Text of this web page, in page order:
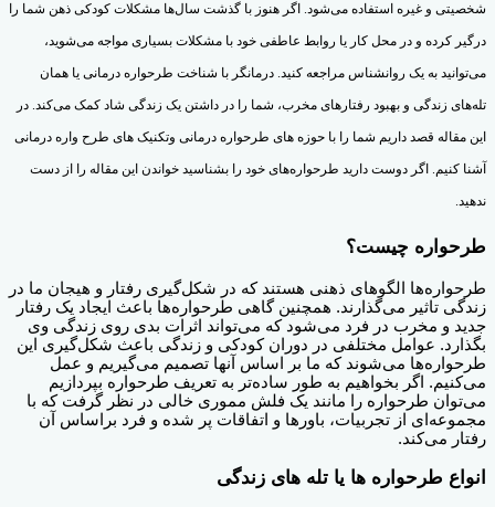
شخصیتی و غیره استفاده می‌شود. اگر هنوز با گذشت سال‌ها مشکلات کودکی ذهن شما را
درگیر کرده و در محل کار یا روابط عاطفی خود با مشکلات بسیاری مواجه می‌شوید،
می‌توانید به یک روانشناس مراجعه کنید. درمانگر با شناخت طرحواره درمانی یا همان
تله‌های زندگی و بهبود رفتارهای مخرب، شما را در داشتن یک زندگی شاد کمک می‌کند. در
این مقاله قصد داریم شما را با حوزه های طرحواره درمانی وتکنیک های طرح واره درمانی
آشنا کنیم. اگر دوست دارید طرحواره‌های خود را بشناسید خواندن این مقاله را از دست
ندهید.
طرحواره چیست؟
طرحواره‌ها الگوهای ذهنی هستند که در شکل‌گیری رفتار و هیجان ما در
زندگی تاثیر می‌گذارند. همچنین گاهی طرحواره‌ها باعث ایجاد یک رفتار
جدید و‌ مخرب در فرد می‌شود که می‌تواند اثرات بدی روی زندگی وی
بگذارد. عوامل مختلفی در دوران کودکی و زندگی باعث شکل‌گیری این
طرحواره‌ها می‌شوند که ما بر اساس آنها تصمیم می‌گیریم و عمل
می‌کنیم. اگر بخواهیم به طور ساده‌تر به تعریف طرحواره بپردازیم
می‌توان طرحواره را مانند یک فلش مموری خالی در نظر گرفت که با
مجموعه‌ای از تجربیات، باورها و اتفاقات پر شده و فرد براساس آن
رفتار می‌کند.
انواع طرحواره ها یا تله های زندگی